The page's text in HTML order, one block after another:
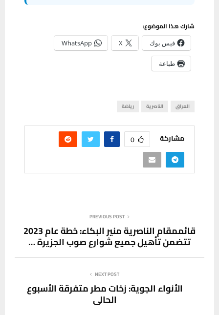
شارك هذا الموضوع:
فيس بوك X
WhatsApp
طباعة
العراق الناصرية رياضة
مشاركة 0
PREVIOUS POST
قائممقام الناصرية منير البكاء: خطة عام 2023
تتضمن تأهيل جميع شوارع صوب الجزيرة …
NEXT POST
الأنواء الجوية: زخات مطر متفرقة الأسبوع
الحالي